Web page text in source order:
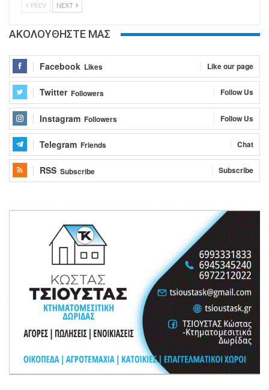
PREV NEXT
ΑΚΟΛΟΥΘΗΣΤΕ ΜΑΣ
Facebook Likes Like our page
Twitter Followers Follow Us
Instagram Followers Follow Us
Telegram Friends Chat
RSS Subscribe Subscribe